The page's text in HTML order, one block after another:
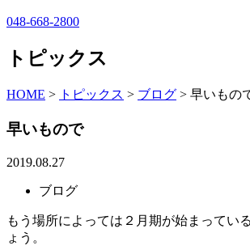
048-668-2800
トピックス
HOME > トピックス > ブログ > 早いもの
早いもので
2019.08.27
ブログ
もう場所によっては２月期が始まってい
ょう。